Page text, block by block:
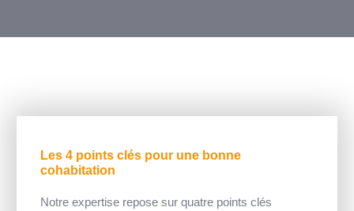
Les 4 points clés pour une bonne
cohabitation
Notre expertise repose sur quatre points clés